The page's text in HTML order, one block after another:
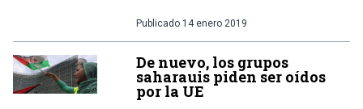
Publicado 14 enero 2019
De nuevo, los grupos
saharauis piden ser oídos
por la UE